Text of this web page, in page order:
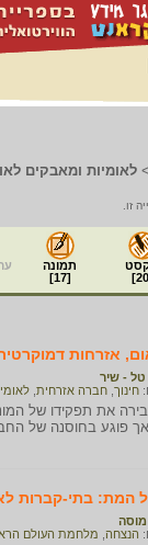
> לאומיות ומאבקים
20
]
תמונה
[
17
]
אזרחות
טל - שיר
חינוך חברה אזרחית
את תפקידו של
אך פוגע בחוסנה של
המת: בתי-קברות
מוסה
הנצחה מלחמת העולם